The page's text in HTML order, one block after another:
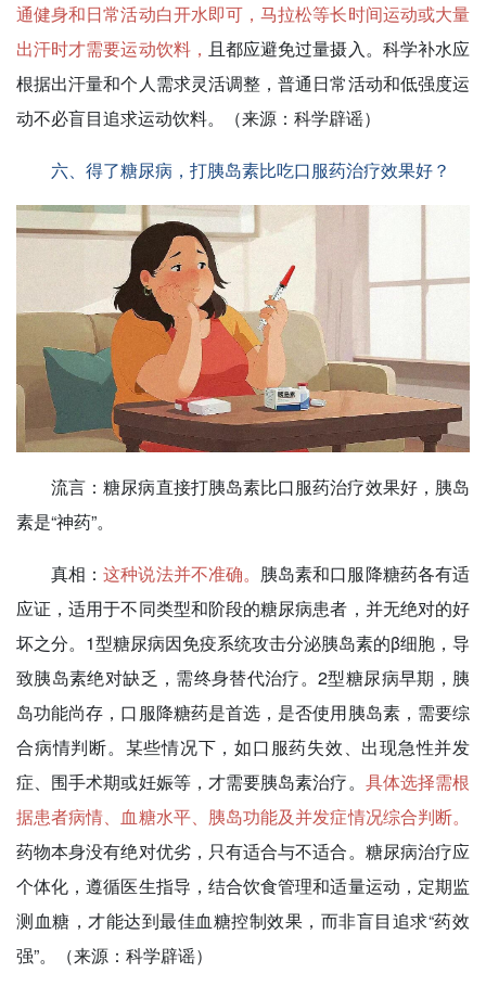
通健身和日常活动白开水即可，马拉松等长时间运动或大量
出汗时才需要运动饮料， 且都应避免过量摄入。科学补水应
根据出汗量和个人需求灵活调整，普通日常活动和低强度运
动不必盲目追求运动饮料。（来源：科学辟谣）
六、得了糖尿病，打胰岛素比吃口服药治疗效果好？
流言：糖尿病直接打胰岛素比口服药治疗效果好，胰岛
素是“神药”。
真相：这种说法并不准确。 胰岛素和口服降糖药各有适
应证，适用于不同类型和阶段的糖尿病患者，并无绝对的好
坏之分。1型糖尿病因免疫系统攻击分泌胰岛素的β细胞，导
致胰岛素绝对缺乏，需终身替代治疗。2型糖尿病早期，胰
岛功能尚存，口服降糖药是首选，是否使用胰岛素，需要综
合病情判断。某些情况下，如口服药失效、出现急性并发
症、围手术期或妊娠等，才需要胰岛素治疗。 具体选择需根
据患者病情、血糖水平、胰岛功能及并发症情况综合判断。
药物本身没有绝对优劣，只有适合与不适合。糖尿病治疗应
个体化，遵循医生指导，结合饮食管理和适量运动，定期监
测血糖，才能达到最佳血糖控制效果，而非盲目追求“药效
强”。（来源：科学辟谣）